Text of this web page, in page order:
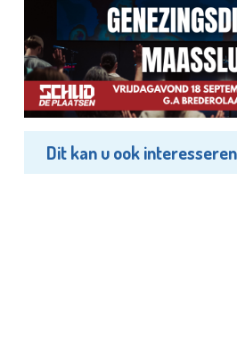
Dit kan u ook interesseren